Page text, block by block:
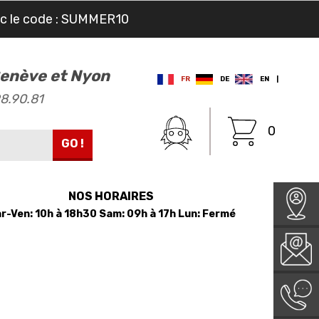
le code : SUMMER10
et Nyon
GO !
FR DE EN
0
NOS HORAIRES
Ven: 10h à 18h30 Sam: 09h à 17h Lun: Fermé